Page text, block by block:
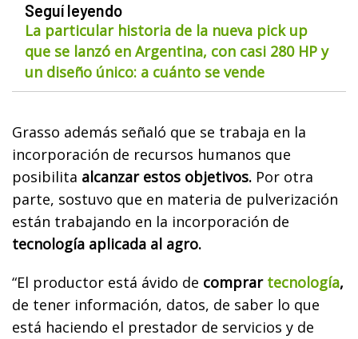
Seguí leyendo
La particular historia de la nueva pick up
que se lanzó en Argentina, con casi 280 HP y
un diseño único: a cuánto se vende
Grasso además señaló que se trabaja en la
incorporación de recursos humanos que
posibilita alcanzar estos objetivos. Por otra
parte, sostuvo que en materia de pulverización
están trabajando en la incorporación de
tecnología aplicada al agro.
“El productor está ávido de comprar tecnología,
de tener información, datos, de saber lo que
está haciendo el prestador de servicios y de